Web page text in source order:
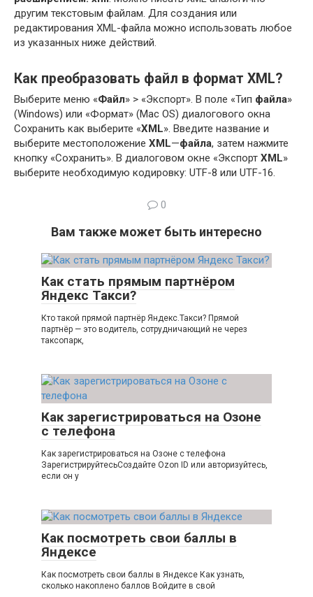
другим текстовым файлам. Для создания или
редактирования XML-файла можно использовать любое
из указанных ниже действий.
Как преобразовать файл в формат XML?
Выберите меню «Файл» > «Экспорт». В поле «Тип файла»
(Windows) или «Формат» (Mac OS) диалогового окна
Сохранить как выберите «XML». Введите название и
выберите местоположение XML—файла, затем нажмите
кнопку «Сохранить». В диалоговом окне «Экспорт XML»
выберите необходимую кодировку: UTF-8 или UTF-16.
0
Вам также может быть интересно
Как стать прямым партнёром
Яндекс Такси?
Кто такой прямой партнёр Яндекс.Такси? Прямой
партнёр — это водитель, сотрудничающий не через
таксопарк,
Как зарегистрироваться на Озоне
с телефона
Как зарегистрироваться на Озоне с телефона
ЗарегистрируйтесьСоздайте Ozon ID или авторизуйтесь,
если он у
Как посмотреть свои баллы в
Яндексе
Как посмотреть свои баллы в Яндексе Как узнать,
сколько накоплено баллов Войдите в свой